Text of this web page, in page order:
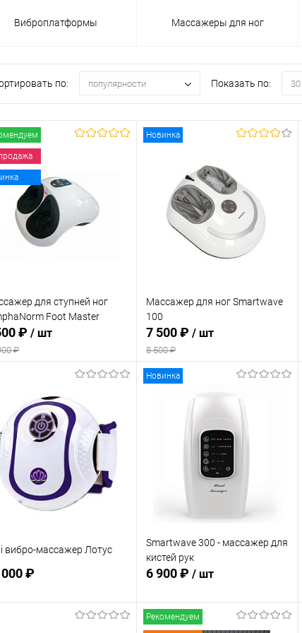
Виброплатформы Массажеры для ног
по: популярности Показать по: 30
для ступней ног
Foot Master
₽ / шт
₽
В избранное
Недоступно
Новинка
Массажер для ног Smartwave
100
7 500 ₽ / шт
8 500 ₽
В избранное В наличии
вибро-массажер Лотус
₽
Новинка
Smartwave 300 - массажер для
кистей рук
6 900 ₽ / шт
Рекомендуем